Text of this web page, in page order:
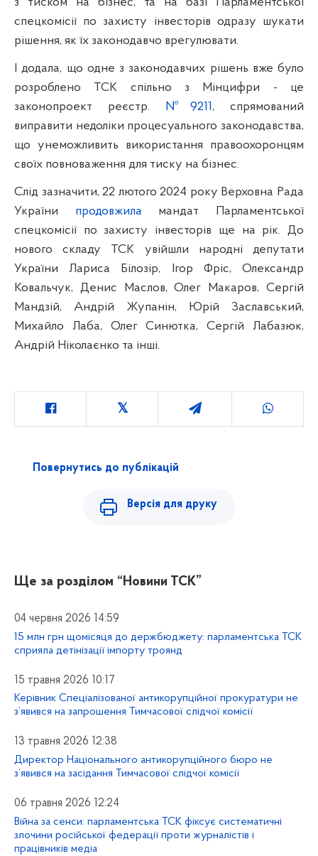
з тиском на бізнес, та на базі Парламентської
спецкомісії по захисту інвесторів одразу шукати
рішення, як їх законодавчо врегулювати.
І додала, що одне з законодавчих рішень вже було
розроблено ТСК спільно з Мінцифри - це
законопроект реєстр. №9211, спрямований
виправити недоліки процесуального законодавства,
що унеможливить використання правоохоронцям
своїх повноваження для тиску на бізнес.
Слід зазначити, 22 лютого 2024 року Верховна Рада
України продовжила мандат Парламентської
спецкомісії по захисту інвесторів ще на рік. До
нового складу ТСК увійшли народні депутати
України Лариса Білозір, Ігор Фріс, Олександр
Ковальчук, Денис Маслов, Олег Макаров, Сергій
Мандзій, Андрій Жупанін, Юрій Заславський,
Михайло Лаба, Олег Синютка, Сергій Лабазюк,
Андрій Ніколаєнко та інші.
Повернутись до публікацій
Версія для друку
Ще за розділом “Новини ТСК”
04 червня 2026 14:59
15 млн грн щомісяця до держбюджету: парламентська ТСК
сприяла детінізації імпорту троянд
15 травня 2026 10:17
Керівник Спеціалізованої антикорупційної прокуратури не
з’явився на запрошення Тимчасової слідчої комісії
13 травня 2026 12:38
Директор Національного антикорупційного бюро не
з’явився на засідання Тимчасової слідчої комісії
06 травня 2026 12:24
Війна за сенси: парламентська ТСК фіксує систематичні
злочини російської федерації проти журналістів і
працівників медіа